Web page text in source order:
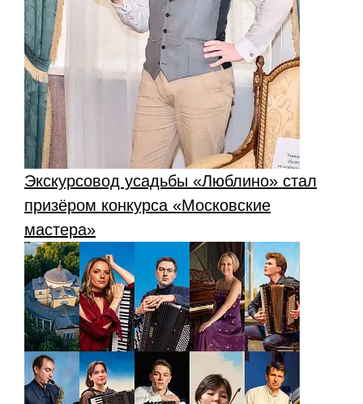
Экскурсовод усадьбы «Люблино» стал
призёром конкурса «Московские
мастера»